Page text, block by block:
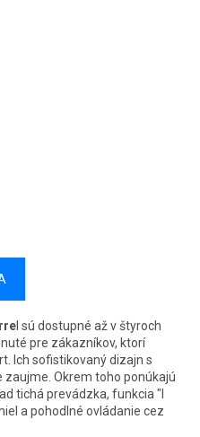
l sú dostupné až v štyroch
pre zákazníkov, ktorí
Ich sofistikovaný dizajn s
Okrem toho ponúkajú
tichá prevádzka, funkcia "I
a pohodlné ovládanie cez